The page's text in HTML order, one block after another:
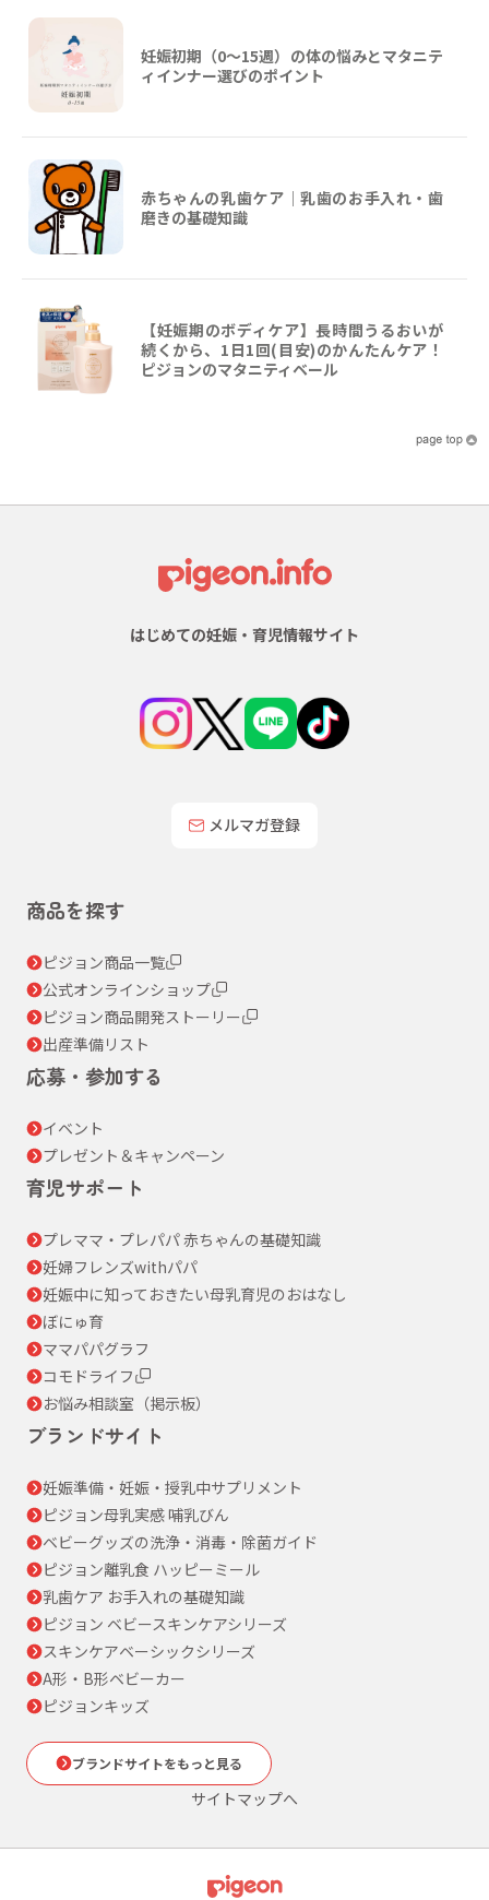
妊娠初期（0〜15週）の体の悩みとマタニテ
ィインナー選びのポイント
赤ちゃんの乳歯ケア｜乳歯のお手入れ・歯
磨きの基礎知識
【妊娠期のボディケア】長時間うるおいが
続くから、1日1回(目安)のかんたんケア！
ピジョンのマタニティベール
はじめての妊娠・育児情報サイト
メルマガ登録
商品を探す
ピジョン商品一覧
公式オンラインショップ
ピジョン商品開発ストーリー
出産準備リスト
応募・参加する
イベント
プレゼント＆キャンペーン
育児サポート
プレママ・プレパパ 赤ちゃんの基礎知識
妊婦フレンズwithパパ
妊娠中に知っておきたい母乳育児のおはなし
ぼにゅ育
ママパパグラフ
コモドライフ
お悩み相談室（掲示板）
ブランドサイト
妊娠準備・妊娠・授乳中サプリメント
ピジョン母乳実感 哺乳びん
ベビーグッズの洗浄・消毒・除菌ガイド
ピジョン離乳食 ハッピーミール
乳歯ケア お手入れの基礎知識
ピジョン ベビースキンケアシリーズ
スキンケアベーシックシリーズ
A形・B形ベビーカー
ピジョンキッズ
ブランドサイトをもっと見る
サイトマップへ